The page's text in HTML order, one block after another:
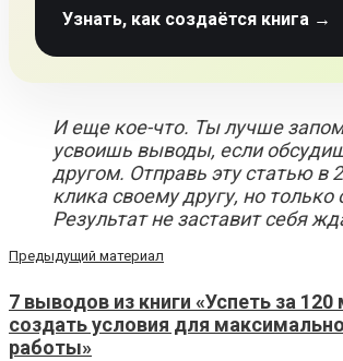
Узнать, как создаётся книга →
И еще кое-что. Ты лучше
усвоишь выводы, если
другом. Отправь эту статью в
клика своему другу, но только
Результат не заставит себя
Предыдущий материал
7 выводов из книги «Успеть за 120
создать условия для
работы»